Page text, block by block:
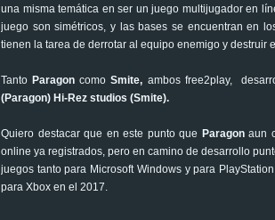
una misma temática en ser un juego multijugador en
juego son simétricos, y las bases se encuentran en
tienen la tarea de derrotar al equipo enemigo y destruir
TantoParagon comoSmite, ambos free2play,
(Paragon) Hi-Rez studios (Smite).
Quiero destacar que en este punto que Paragonaun
online ya registrados, pero en camino de desarrollo
juegos tanto para Microsoft Windows y para
para Xbox en el 2017.